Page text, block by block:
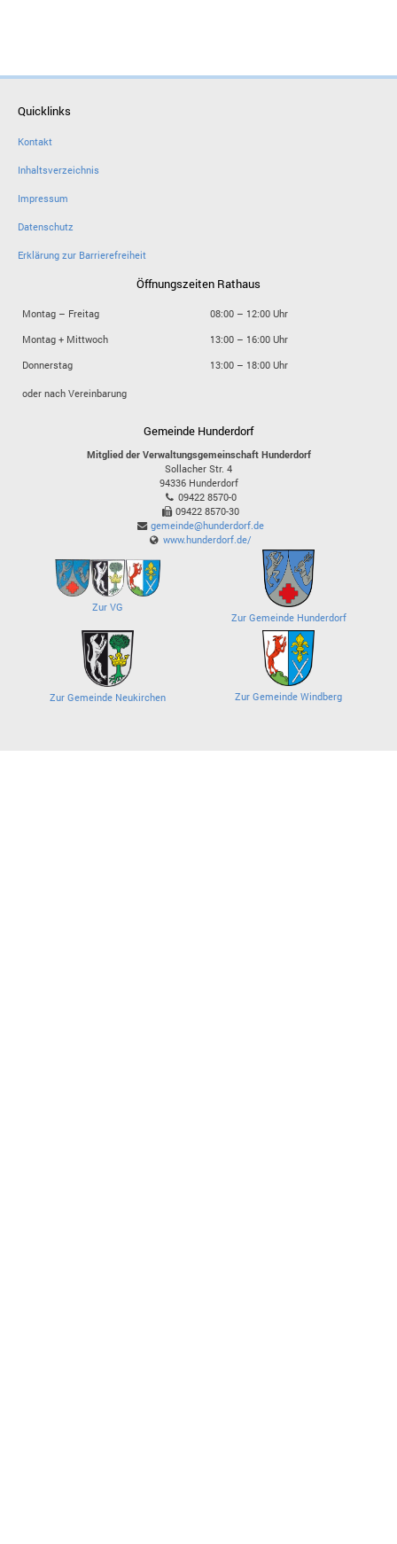
Quicklinks
Kontakt
Inhaltsverzeichnis
Impressum
Datenschutz
Erklärung zur Barrierefreiheit
Öffnungszeiten Rathaus
Montag – Freitag
08:00 – 12:00 Uhr
Montag + Mittwoch
13:00 – 16:00 Uhr
Donnerstag
13:00 – 18:00 Uhr
oder nach Vereinbarung
Gemeinde Hunderdorf
Mitglied der Verwaltungsgemeinschaft Hunderdorf
Sollacher Str. 4
94336 Hunderdorf
09422 8570-0
09422 8570-30
gemeinde@hunderdorf.de
www.hunderdorf.de/
Zur VG
Zur Gemeinde Hunderdorf
Zur Gemeinde Neukirchen Zur Gemeinde Windberg